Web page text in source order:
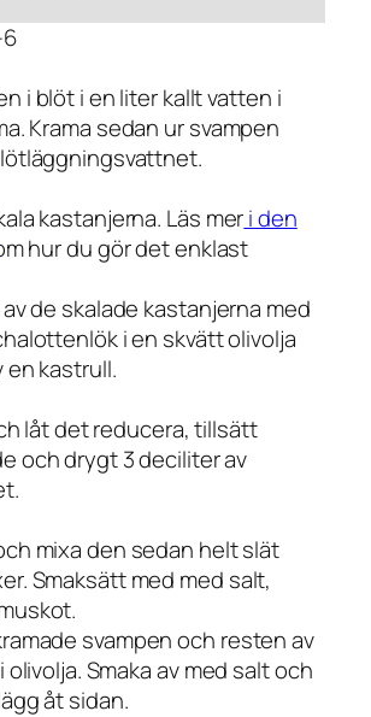
i blöt i en liter kallt vatten i
Krama sedan ur svampen
kastanjerna. Läs meri den
hur du gör det enklast
de skalade kastanjerna med
i en skvätt olivolja
kastrull.
låt det reducera, tillsätt
och drygt 3 deciliter av
mixa den sedan helt slät
Smaksätt med med salt,
svampen och resten av
Smaka av med salt och
åt sidan.